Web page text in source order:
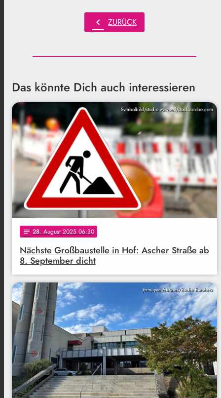
chevron_left ZURÜCK
Das könnte Dich auch interessieren
Symbolbild/studio v-zwoelf/stock.adobe.com
notes 28. August 2025 06:30
Nächste Großbaustelle in Hof: Ascher Straße ab
8. September dicht
Jermayne Abrams/Radio Euroherz